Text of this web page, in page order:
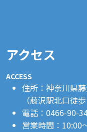
アクセス
ACCESS
住所：神奈川県
（藤沢駅北口徒歩
電話：0466-90-
営業時間：10:00